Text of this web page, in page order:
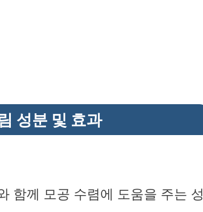
성분 및 효과
함께 모공 수렴에 도움을 주는 성